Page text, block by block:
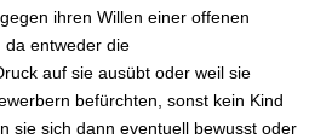
ihren Willen einer offenen
da entweder die
auf sie ausübt oder weil sie
befürchten, sonst kein Kind
sie sich dann eventuell bewusst oder